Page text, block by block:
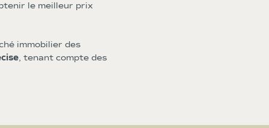
le meilleur prix
immobilier des
, tenant compte des